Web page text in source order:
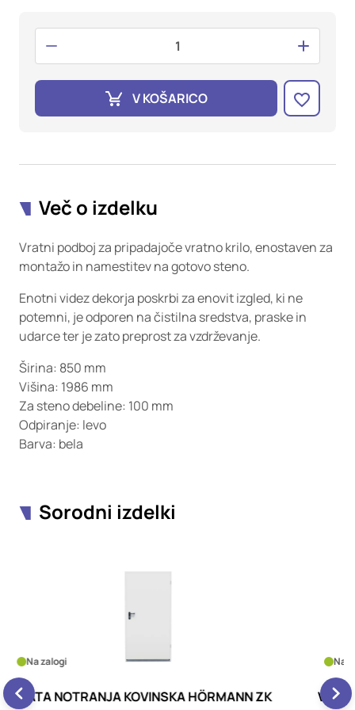
V KOŠARICO
Več o izdelku
Vratni podboj za pripadajoče vratno krilo, enostaven za
montažo in namestitev na gotovo steno.
Enotni videz dekorja poskrbi za enovit izgled, ki ne
potemni, je odporen na čistilna sredstva, praske in
udarce ter je zato preprost za vzdrževanje.
Širina: 850 mm
Višina: 1986 mm
Za steno debeline: 100 mm
Odpiranje: levo
Barva: bela
Sorodni izdelki
Na zalogi
VRATA NOTRANJA KOVINSKA HÖRMANN ZK
edinstveno prepoznavanje vašega brskalnika in naprave. Če
zavrnete uporabo teh piškotkov, ne boste deležni našega
ciljnega spletnega oglaševanja.